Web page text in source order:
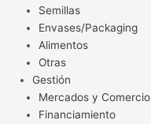
Semillas
Envases/Packaging
Alimentos
Otras
Gestión
Mercados y Comercio
Financiamiento